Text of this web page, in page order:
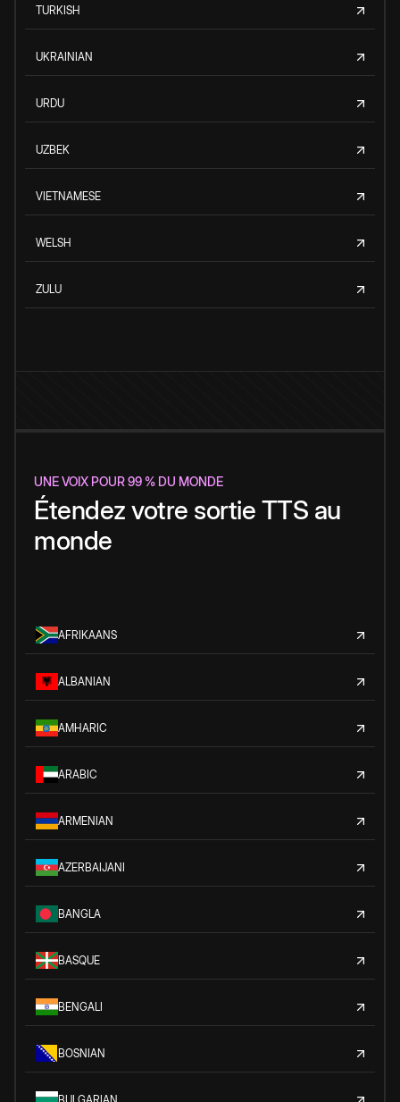
TURKISH
UKRAINIAN
URDU
UZBEK
VIETNAMESE
WELSH
ZULU
UNE VOIX POUR 99 % DU MONDE
Étendez votre sortie TTS au
monde
AFRIKAANS
ALBANIAN
AMHARIC
ARABIC
ARMENIAN
AZERBAIJANI
BANGLA
BASQUE
BENGALI
BOSNIAN